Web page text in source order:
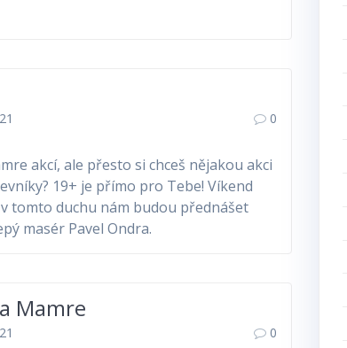
0
akcí, ale přesto si chceš nějakou akci
19+ je přímo pro Tebe! Víkend
tomto duchu nám budou přednášet
masér Pavel Ondra.
Mamre
0